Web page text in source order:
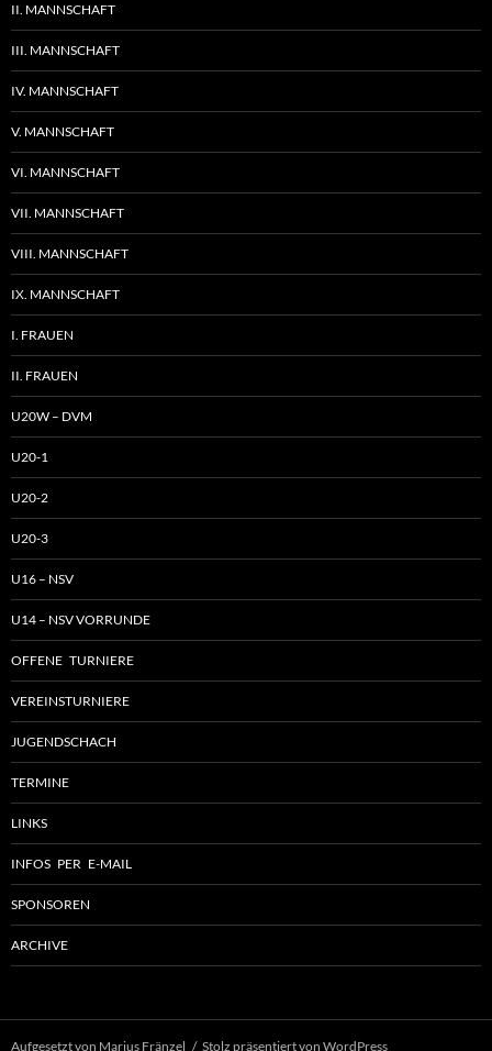
II. MANNSCHAFT
III. MANNSCHAFT
IV. MANNSCHAFT
V. MANNSCHAFT
VI. MANNSCHAFT
VII. MANNSCHAFT
VIII. MANNSCHAFT
IX. MANNSCHAFT
I. FRAUEN
II. FRAUEN
U20W – DVM
U20-1
U20-2
U20-3
U16 – NSV
U14 – NSV VORRUNDE
OFFENE TURNIERE
VEREINSTURNIERE
JUGENDSCHACH
TERMINE
LINKS
INFOS PER E-MAIL
SPONSOREN
ARCHIVE
Aufgesetzt von Marius Fränzel Stolz präsentiert von WordPress